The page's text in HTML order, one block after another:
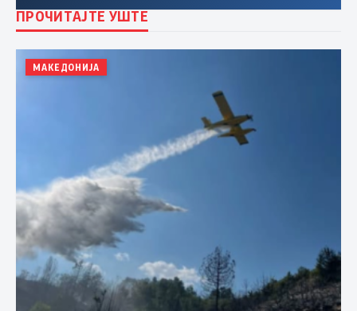
ПРОЧИТАЈТЕ УШТЕ
МАКЕДОНИЈА